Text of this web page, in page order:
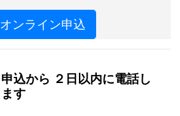
オンライン申込
申込から ２日以内に電話し
ます